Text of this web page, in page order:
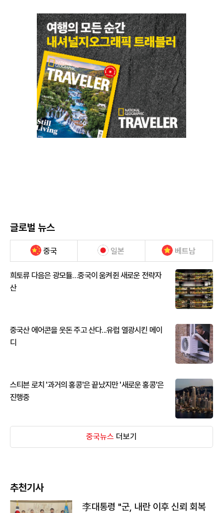
글로벌 뉴스
중국 일본 베트남
희토류 다음은 광모듈…중국이 움켜쥔 새로운 전략자
산
중국산 에어콘을 웃돈 주고 산다...유럽 열광시킨 메이
디
스티븐 로치 '과거의 홍콩'은 끝났지만 '새로운 홍콩'은
진행중
중국뉴스 더보기
추천기사
李대통령 "군, 내란 이후 신뢰 회복